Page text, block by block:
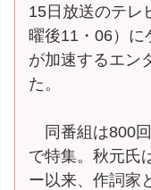
15日放送のテレ
曜後11・06）に
が加速するエン
た。
同番組は800
で特集。秋元氏
ー以来、作詞家